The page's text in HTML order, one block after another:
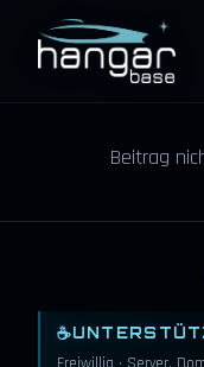
HANGARBASE
Beitrag
☕